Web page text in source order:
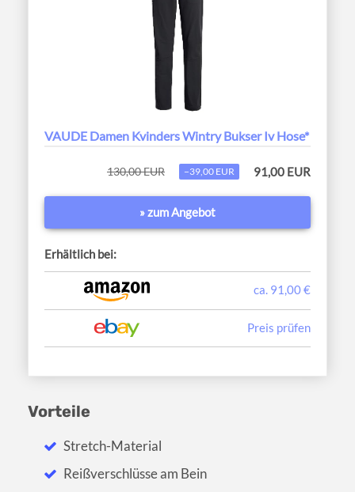
VAUDE Damen Kvinders Wintry Bukser Iv Hose*
130,00 EUR −39,00 EUR 91,00 EUR
» zum Angebot
Erhältlich bei:
ca. 91,00 €
Preis prüfen
Vorteile
Stretch-Material
Reißverschlüsse am Bein